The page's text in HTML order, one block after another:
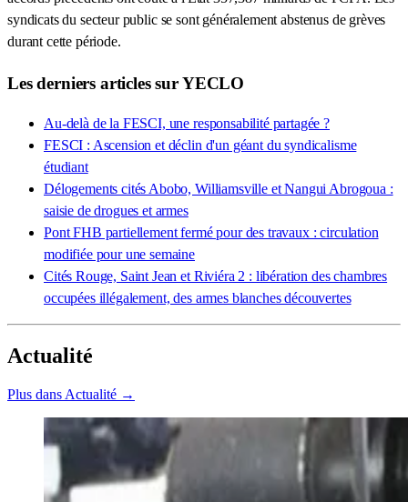
syndicats du secteur public se sont généralement abstenus de grèves
durant cette période.
Les derniers articles sur YECLO
Au-delà de la FESCI, une responsabilité partagée ?
FESCI : Ascension et déclin d'un géant du syndicalisme
étudiant
Délogements cités Abobo, Williamsville et Nangui Abrogoua :
saisie de drogues et armes
Pont FHB partiellement fermé pour des travaux : circulation
modifiée pour une semaine
Cités Rouge, Saint Jean et Riviéra 2 : libération des chambres
occupées illégalement, des armes blanches découvertes
Actualité
Plus dans Actualité →